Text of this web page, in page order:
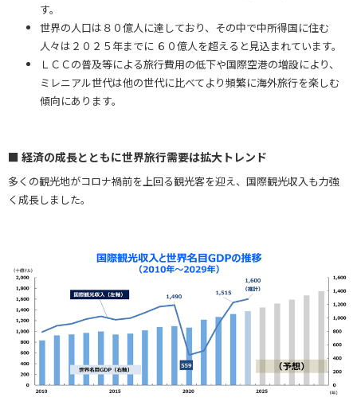
す。
世界の人口は８０億人に達しており、その中で中所得国に住む
人々は２０２５年までに ６０億人を超えると見込まれています。
ＬＣＣの普及等による旅行費用の低下や国際空港の増設により、
ミレニアル世代は他の世代に比べてより頻繁に海外旅行を楽しむ
傾向にあります。
■ 経済の成長とともに世界旅行需要は拡大トレンド
多くの観光地がコロナ禍前を上回る観光客を迎え、国際観光収入も力強
く成長しました。